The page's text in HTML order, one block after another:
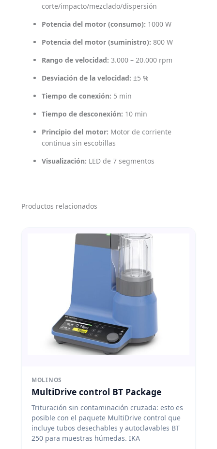
corte/impacto/mezclado/dispersión
Potencia del motor (consumo): 1000 W
Potencia del motor (suministro): 800 W
Rango de velocidad: 3.000 – 20.000 rpm
Desviación de la velocidad: ±5 %
Tiempo de conexión: 5 min
Tiempo de desconexión: 10 min
Principio del motor: Motor de corriente
continua sin escobillas
Visualización: LED de 7 segmentos
Productos relacionados
MOLINOS
MultiDrive control BT Package
Trituración sin contaminación cruzada: esto es
posible con el paquete MultiDrive control que
incluye tubos desechables y autoclavables BT
250 para muestras húmedas. IKA